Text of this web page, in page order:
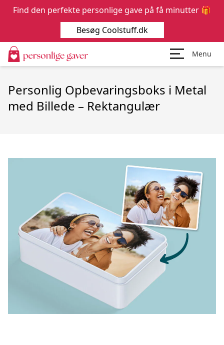
Menu
Personlig Opbevaringsboks i Metal
med Billede – Rektangulær
Find den perfekte personlige gave på få minutter 🎁
Besøg Coolstuff.dk